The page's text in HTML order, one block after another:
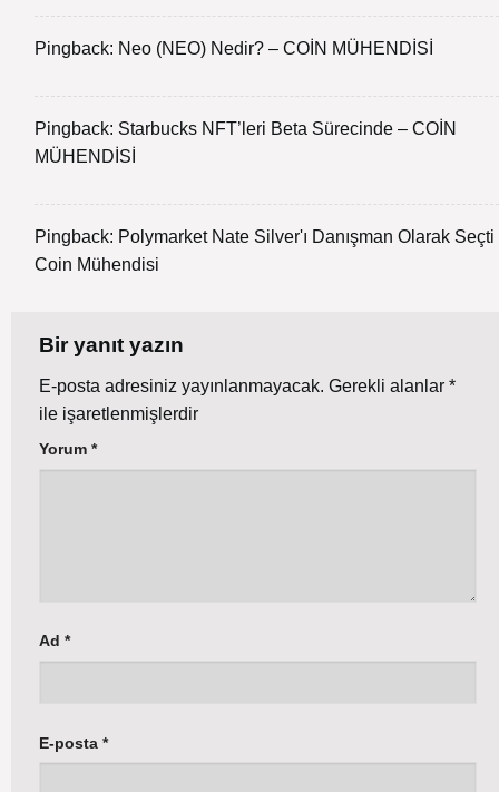
Pingback: Neo (NEO) Nedir? – COİN MÜHENDİSİ
Pingback: Starbucks NFT’leri Beta Sürecinde – COİN
MÜHENDİSİ
Pingback: Polymarket Nate Silver'ı Danışman Olarak Seçti
Coin Mühendisi
Bir yanıt yazın
E-posta adresiniz yayınlanmayacak. Gerekli alanlar *
ile işaretlenmişlerdir
Yorum *
Ad *
E-posta *